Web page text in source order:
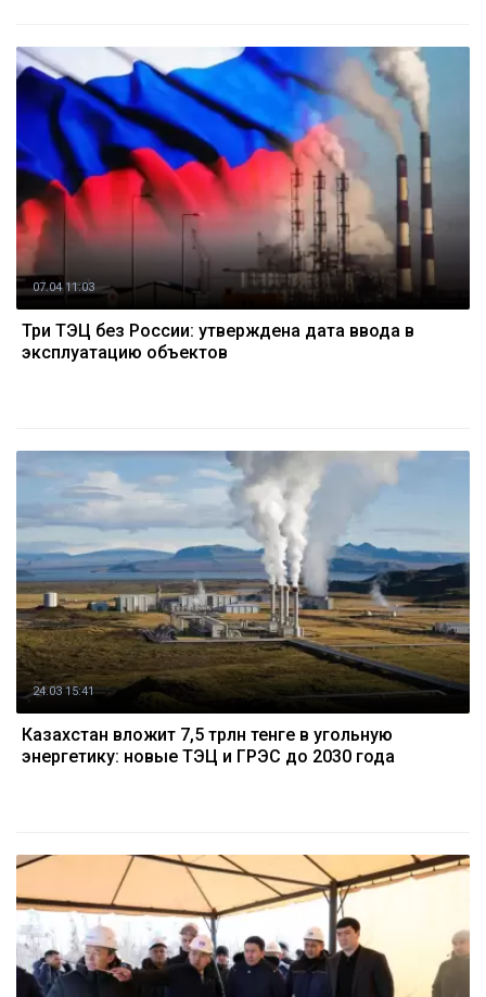
07.04 11:03
Три ТЭЦ без России: утверждена дата ввода в
эксплуатацию объектов
24.03 15:41
Казахстан вложит 7,5 трлн тенге в угольную
энергетику: новые ТЭЦ и ГРЭС до 2030 года